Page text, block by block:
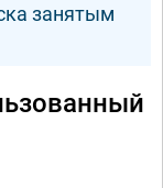
занятым